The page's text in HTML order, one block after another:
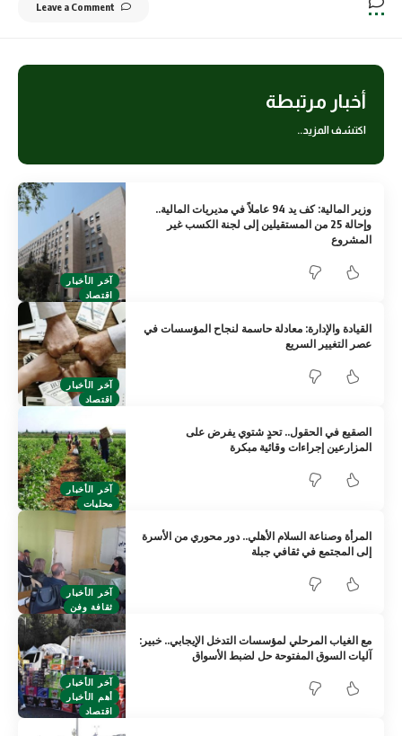
Leave a Comment
أخبار مرتبطة
اكتشف المزيد..
آخر الأخبار
اقتصاد
وزير المالية: كف يد 94 عاملاً في مديريات المالية..
وإحالة 25 من المستقيلين إلى لجنة الكسب غير
المشروع
آخر الأخبار
اقتصاد
القيادة والإدارة: معادلة حاسمة لنجاح المؤسسات في
عصر التغيير السريع
آخر الأخبار
محليات
الصقيع في الحقول.. تحدٍ شتوي يفرض على
المزارعين إجراءات وقائية مبكرة
آخر الأخبار
ثقافة وفن
المرأة وصناعة السلام الأهلي.. دور محوري من الأسرة
إلى المجتمع في ثقافي جبلة
آخر الأخبار
أهم الأخبار
اقتصاد
مع الغياب المرحلي لمؤسسات التدخل الإيجابي.. خبير:
آليات السوق المفتوحة حل لضبط الأسواق